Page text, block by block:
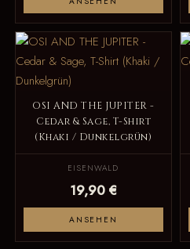
OSI AND THE JUPITER -
Cedar & Sage, T-Shirt
(Khaki / Dunkelgrün)
EISENWALD
19,90 €
ANSEHEN